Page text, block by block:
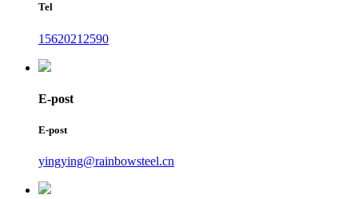
Tel
15620212590
E-post
E-post
yingying@rainbowsteel.cn